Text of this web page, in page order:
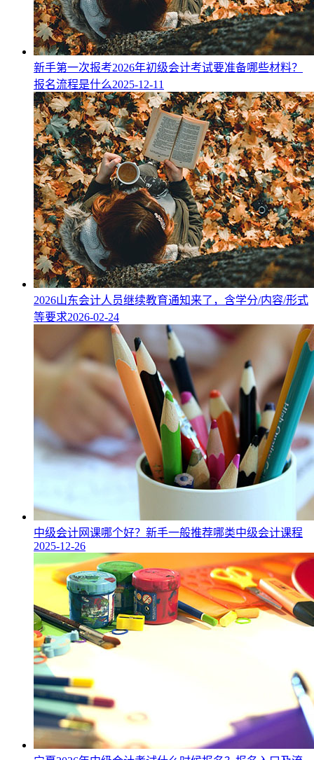
新手第一次报考2026年初级会计考试要准备哪些材料？
报名流程是什么2025-12-11
2026山东会计人员继续教育通知来了，含学分/内容/形式
等要求2026-02-24
中级会计网课哪个好？新手一般推荐哪类中级会计课程
2025-12-26